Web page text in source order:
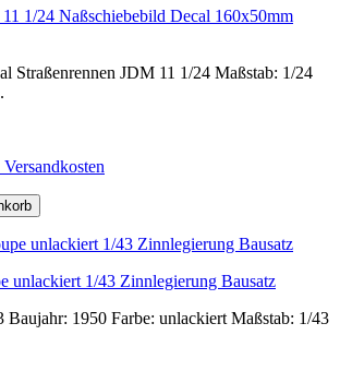
1/24 Naßschiebebild Decal 160x50mm
Straßenrennen JDM 11 1/24 Maßstab: 1/24
unlackiert 1/43 Zinnlegierung Bausatz
Baujahr: 1950 Farbe: unlackiert Maßstab: 1/43